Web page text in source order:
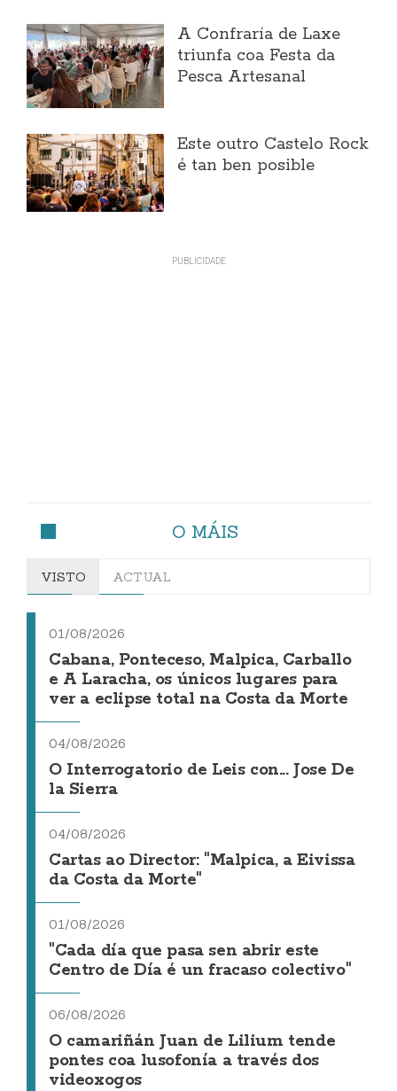
A Confraría de Laxe
triunfa coa Festa da
Pesca Artesanal
Este outro Castelo Rock
é tan ben posible
O MÁIS
VISTO ACTUAL
01/08/2026
Cabana, Ponteceso, Malpica, Carballo
e A Laracha, os únicos lugares para
ver a eclipse total na Costa da Morte
04/08/2026
O Interrogatorio de Leis con... Jose De
la Sierra
04/08/2026
Cartas ao Director: "Malpica, a Eivissa
da Costa da Morte"
01/08/2026
"Cada día que pasa sen abrir este
Centro de Día é un fracaso colectivo"
06/08/2026
O camariñán Juan de Lilium tende
pontes coa lusofonía a través dos
videoxogos